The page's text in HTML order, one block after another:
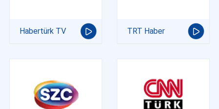
Habertürk TV TRT Haber